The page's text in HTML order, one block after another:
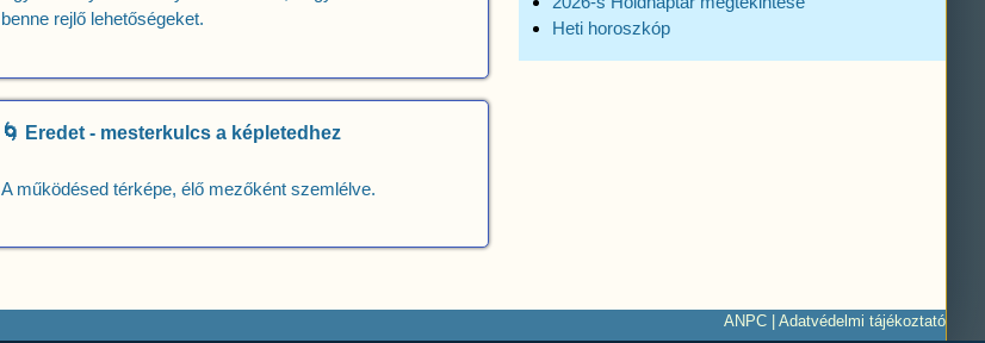
benne rejlő lehetőségeket.
🌀 Eredet - mesterkulcs a képletedhez
A működésed térképe, élő mezőként szemlélve.
Heti horoszkóp
ANPC Adatvédelmi tájékoztató